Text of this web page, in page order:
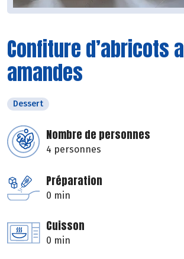
Confiture d’abricots
amandes
Dessert
Nombre de personnes
4 personnes
Préparation
0 min
Cuisson
0 min